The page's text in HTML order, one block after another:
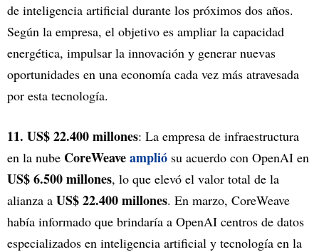
de inteligencia artificial durante los próximos dos años.
Según la empresa, el objetivo es ampliar la capacidad
energética, impulsar la innovación y generar nuevas
oportunidades en una economía cada vez más atravesada
por esta tecnología.
11. US$ 22.400 millones: La empresa de infraestructura
en la nube CoreWeaveamplió su acuerdo con OpenAI en
US$ 6.500 millones, lo que elevó el valor total de la
alianza a US$ 22.400 millones. En marzo, CoreWeave
había informado que brindaría a OpenAI centros de datos
especializados en inteligencia artificial y tecnología en la